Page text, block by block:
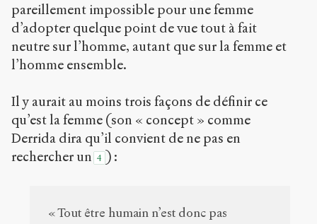
pareillement impossible pour une femme
d’adopter quelque point de vue tout à fait
neutre sur l’homme, autant que sur la femme et
l’homme ensemble.
Il y aurait au moins trois façons de définir ce
qu’est la femme (son « concept » comme
Derrida dira qu’il convient de ne pas en
rechercher un 4 ) :
« Tout être humain n’est donc pas